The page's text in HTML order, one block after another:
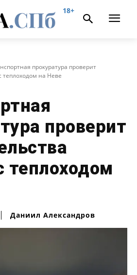
18+
прокуратура проверит
теплоходом на Неве
проверит
теплоходом
Даниил Александров